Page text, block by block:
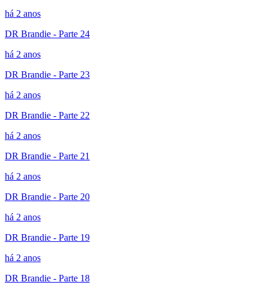
há 2 anos
DR Brandie - Parte 24
há 2 anos
DR Brandie - Parte 23
há 2 anos
DR Brandie - Parte 22
há 2 anos
DR Brandie - Parte 21
há 2 anos
DR Brandie - Parte 20
há 2 anos
DR Brandie - Parte 19
há 2 anos
DR Brandie - Parte 18